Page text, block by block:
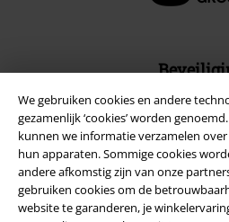
We gebruiken cookies en andere
gezamenlijk ‘cookies’ worden
kunnen we informatie verzamelen
hun apparaten. Sommige cookies
andere afkomstig zijn van onze
gebruiken cookies om de
website te garanderen, je